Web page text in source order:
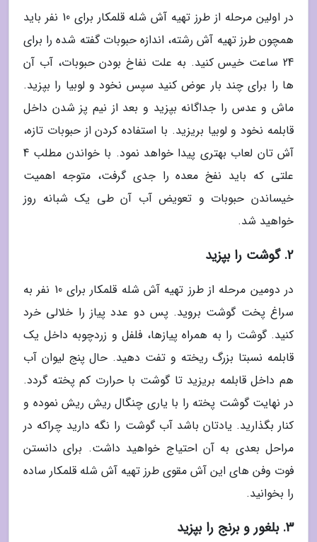
در اولین مرحله از طرز تهیه آش شله قلمکار برای 10 نفر باید
همچون طرز تهیه آش رشته، اندازه حبوبات گفته شده را برای
24 ساعت خیس کنید. به علت نفاخ بودن حبوبات، آب آن
ها را برای چند بار عوض کنید سپس نخود و لوبیا را بپزید.
ماش و عدس را جداگانه بپزید و بعد از نیم پز شدن داخل
قابلمه نخود و لوبیا بریزید. با استفاده کردن از حبوبات تازه،
آش تان لعاب بهتری پیدا خواهد نمود. با خواندن مطلب 4
علتی که باید نفخ معده را جدی گرفت، متوجه اهمیت
خیساندن حبوبات و تعویض آب آن طی یک شبانه روز
خواهید شد.
2. گوشت را بپزید
در دومین مرحله از طرز تهیه آش شله قلمکار برای 10 نفر به
سراغ پخت گوشت بروید. پس دو عدد پیاز را خلالی خرد
کنید. گوشت را به همراه پیازها، فلفل و زردچوبه داخل یک
قابلمه نسبتا بزرگ ریخته و تفت دهید. حال پنج لیوان آب
هم داخل قابلمه بریزید تا گوشت با حرارت کم پخته گردد.
در نهایت گوشت پخته را با یاری چنگال ریش ریش نموده و
کنار بگذارید. یادتان باشد آب گوشت را نگه دارید چراکه در
مراحل بعدی به آن احتیاج خواهید داشت. برای دانستن
فوت وفن های این آش مقوی طرز تهیه آش شله قلمکار ساده
را بخوانید.
3. بلغور و برنج را بپزید